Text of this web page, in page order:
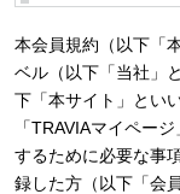
本会員規約（以下「
ベル（以下「当社」
下「本サイト」とい
「TRAVIAマイペー
するために必要な事
録した方（以下「会